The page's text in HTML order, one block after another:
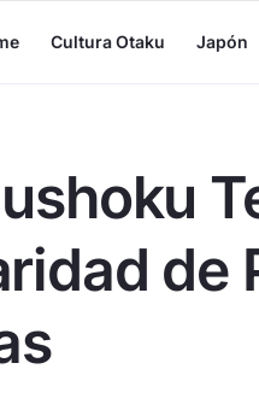
Cultura Otaku Japón
de